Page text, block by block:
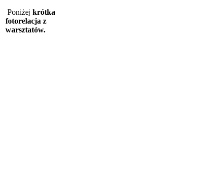
Poniżej krótka
fotorelacja z
warsztatów.